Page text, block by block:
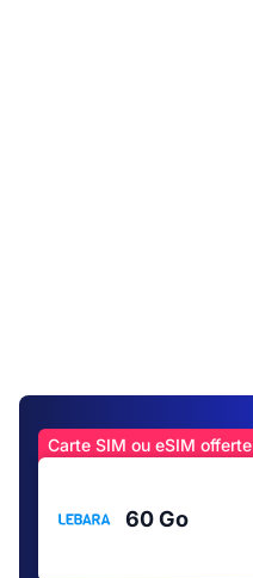
Carte SIM ou eSIM offerte
60 Go